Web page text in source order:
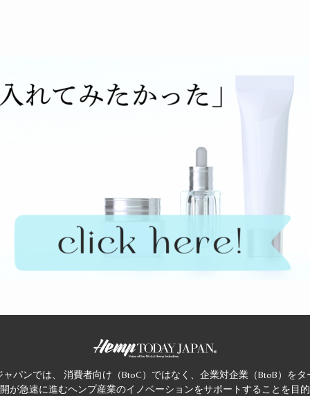
パンでは、 消費者向け（BtoC）ではなく、企業対企業（BtoB）をタ
が急速に進むヘンプ産業のイノベーションをサポートすることを目的